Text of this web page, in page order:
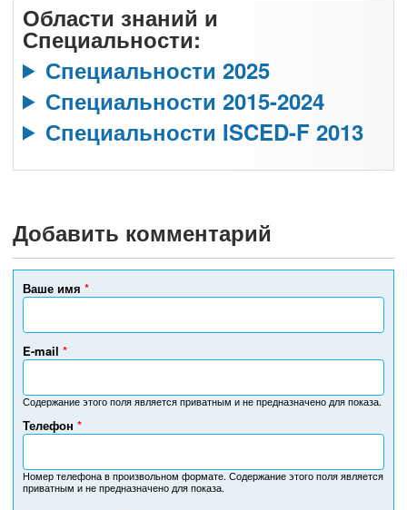
Области знаний и
Специальности:
Специальности 2025
Специальности 2015-2024
Специальности ISCED-F 2013
Добавить комментарий
Ваше имя *
E-mail *
Содержание этого поля является приватным и не предназначено для показа.
Телефон *
Н
м
е
Номер телефона в произвольном формате. Содержание этого поля является
приватным и не предназначено для показа.